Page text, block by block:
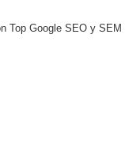
Top Google SEO y SEM